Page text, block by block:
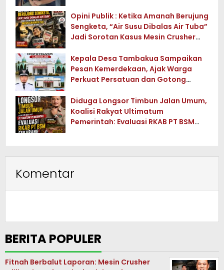
Opini Publik : Ketika Amanah Berujung
Sengketa, “Air Susu Dibalas Air Tuba”
Jadi Sorotan Kasus Mesin Crusher
Kepala Desa Tambakua Sampaikan
Pesan Kemerdekaan, Ajak Warga
Perkuat Persatuan dan Gotong
Diduga Longsor Timbun Jalan Umum,
Koalisi Rakyat Ultimatum
Pemerintah: Evaluasi RKAB PT BSM
Komentar
BERITA POPULER
Fitnah Berbalut Laporan: Mesin Crusher